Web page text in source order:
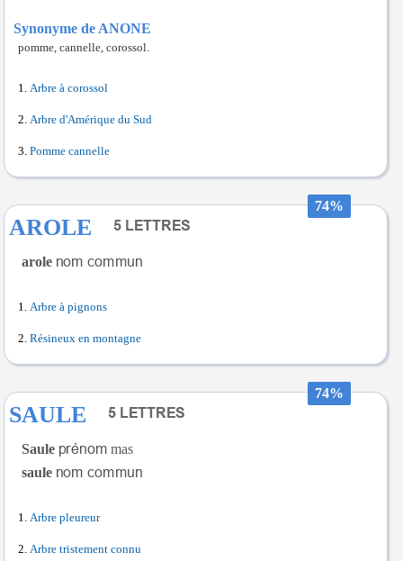
Synonyme de ANONE
pomme, cannelle, corossol.
Arbre à corossol
Arbre d'Amérique du Sud
Pomme cannelle
74%
AROLE
arole
Arbre à pignons
Résineux en montagne
74%
SAULE
Saule
mas
saule
Arbre pleureur
Arbre tristement connu